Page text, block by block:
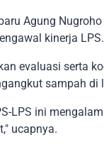
Agung
kinerja LPS.
evaluasi serta
sampah di
LPS ini
ucapnya.